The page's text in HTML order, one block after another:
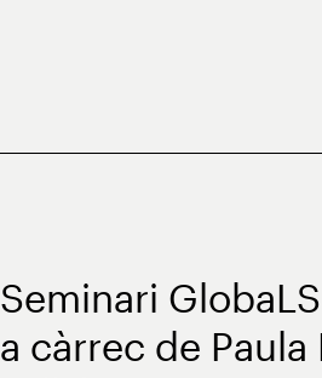
Seminari
a càrrec de